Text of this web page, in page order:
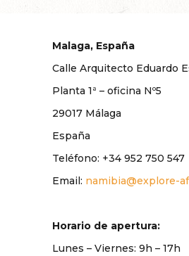
Malaga, España
Calle Arquitecto Eduardo
Planta 1ª – oficina Nº5
29017 Málaga
España
Teléfono: +34 952 750 547
Email: namibia@explore-
Horario de apertura:
Lunes – Viernes: 9 h – 17h